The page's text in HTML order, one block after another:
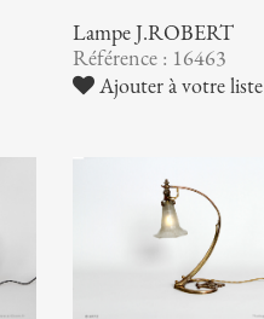
Lampe J.ROBERT
Référence : 16463
Ajouter à votre liste